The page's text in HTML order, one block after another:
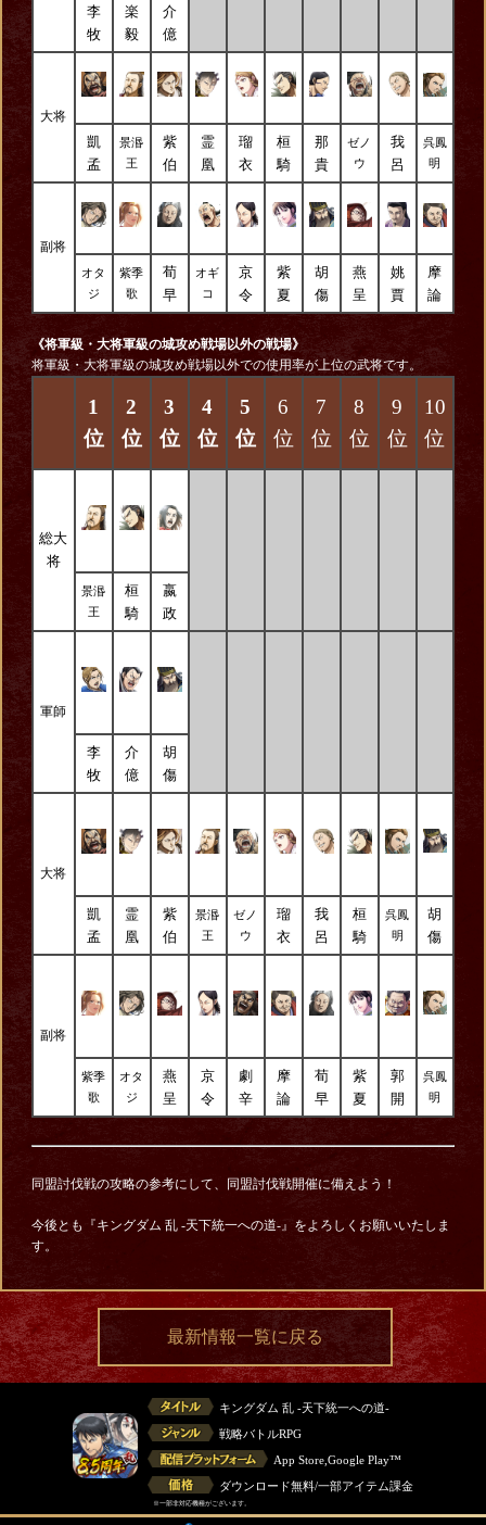
李
牧
楽
毅
介
億
大将
凱
孟
景湣
王
紫
伯
霊
凰
瑠
衣
桓
騎
那
貴
ゼノ
ウ
我
呂
呉鳳
明
副将
オタ
ジ
紫季
歌
荀
早
オギ
コ
京
令
紫
夏
胡
傷
燕
呈
姚
賈
摩
論
《将軍級・大将軍級の城攻め戦場以外の戦場》
将軍級・大将軍級の城攻め戦場以外での使用率が上位の武将です。
1
位
2
位
3
位
4
位
5
位
6
位
7
位
8
位
9
位
10
位
総大
将
景湣
王
桓
騎
嬴
政
軍師
李
牧
介
億
胡
傷
大将
凱
孟
霊
凰
紫
伯
景湣
王
ゼノ
ウ
瑠
衣
我
呂
桓
騎
呉鳳
明
胡
傷
副将
紫季
歌
オタ
ジ
燕
呈
京
令
劇
辛
摩
論
荀
早
紫
夏
郭
開
呉鳳
明
同盟討伐戦の攻略の参考にして、同盟討伐戦開催に備えよう！
今後とも『キングダム 乱 -天下統一への道-』をよろしくお願いいたしま
す。
最新情報一覧に戻る
キングダム 乱 -天下統一への道-
戦略バトルRPG
App Store,Google Play™
ダウンロード無料/一部アイテム課金
※一部非対応機種がございます。